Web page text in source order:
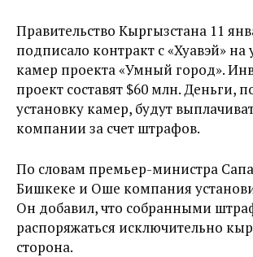
Правительство Кыргызстана 11
подписало контракт с «Хуавэй» на
камер проекта «Умный город».
проект составят $60 млн. Деньги,
установку камер, будут
компании за счет штрафов.
По словам премьер-министра
Бишкеке и Оше компания
Он добавил, что собранными
распоряжаться исключительно
сторона.